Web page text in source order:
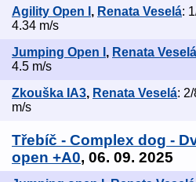
Agility Open I , Renata Veselá:
4.34 m/s
Jumping Open I , Renata Veselá
4.5 m/s
Zkouška IA3, Renata Veselá:
m/s
Třebíč - Complex dog -
open +A0, 06. 09. 2025